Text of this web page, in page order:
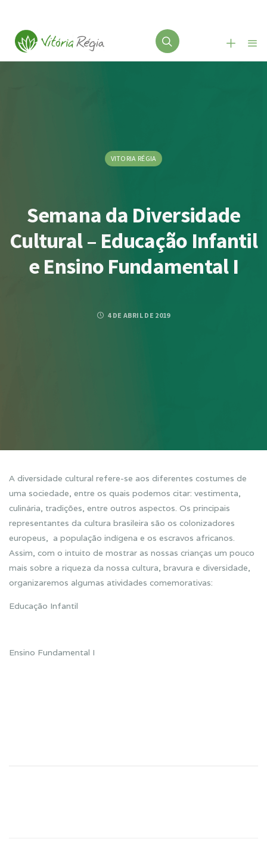
VITORIA RÉGIA
Semana da Diversidade
Cultural – Educação Infantil
e Ensino Fundamental I
4 DE ABRIL DE 2019
A diversidade cultural refere-se aos diferentes costumes de
uma sociedade, entre os quais podemos citar: vestimenta,
culinária, tradições, entre outros aspectos. Os principais
representantes da cultura brasileira são os colonizadores
europeus, a população indígena e os escravos africanos.
Assim, com o intuito de mostrar as nossas crianças um pouco
mais sobre a riqueza da nossa cultura, bravura e diversidade,
organizaremos algumas atividades comemorativas:
Educação Infantil
Ensino Fundamental I